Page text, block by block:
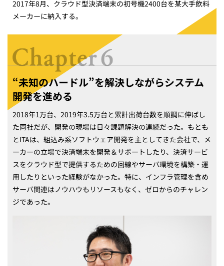
2017年8月、クラウド型決済端末の初号機2400台を某大手飲料
メーカーに納入する。
“未知のハードル”を解決しながらシステム
開発を進める
2018年1万台、2019年3.5万台と累計出荷台数を順調に伸ばし
た同社だが、開発の現場は日々課題解決の連続だった。もとも
とITAは、組込み系ソフトウェア開発を主としてきた会社で、メ
ーカーの立場で決済端末を開発＆サポートしたり、決済サービ
スをクラウド型で提供するための回線やサーバ環境を構築・運
用したりといった経験がなかった。特に、インフラ管理を含め
サーバ関連はノウハウもリソースもなく、ゼロからのチャレン
ジであった。